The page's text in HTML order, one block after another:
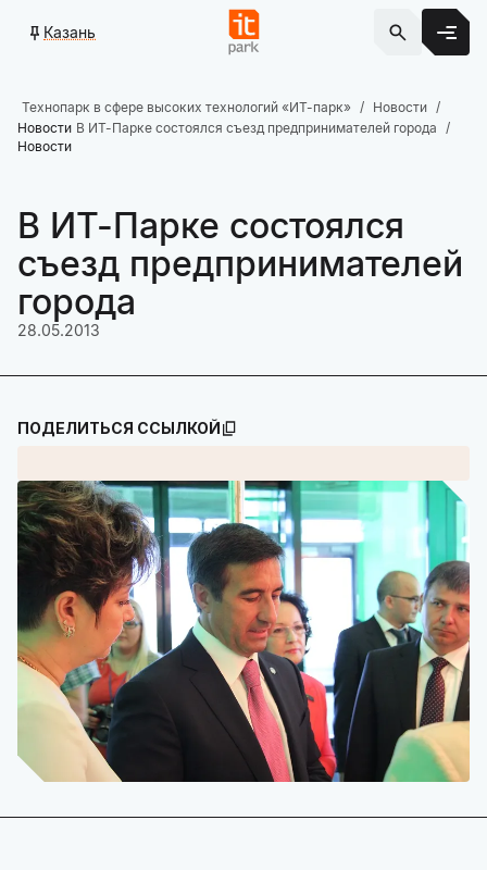
Казань
Технопарк в сфере высоких технологий «ИТ-парк»
Новости
Новости В ИТ-Парке состоялся съезд предпринимателей города
Новости
В ИТ-Парке состоялся
съезд предпринимателей
города
28.05.2013
ПОДЕЛИТЬСЯ ССЫЛКОЙ